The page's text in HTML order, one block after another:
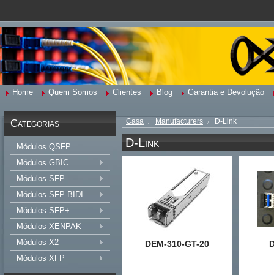
Home Quem Somos Clientes Blog Garantia e Devolução
Categorias
Módulos QSFP
Módulos GBIC
Módulos SFP
Módulos SFP-BIDI
Módulos SFP+
Módulos XENPAK
Módulos X2
Módulos XFP
Casa Manufacturers D-Link
D-Link
DEM-310-GT-20